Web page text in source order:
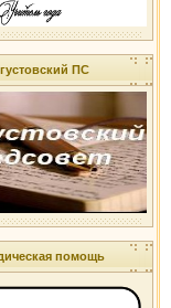
ПС
помощь